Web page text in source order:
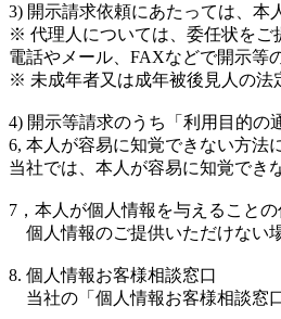
3) 開示請求依頼にあたっては、本
※ 代理人については、委任状をご
電話やメール、FAXなどで開示等
※ 未成年者又は成年被後見人の法
4) 開示等請求のうち「利用目的の
6, 本人が容易に知覚できない方法
当社では、本人が容易に知覚でき
7，本人が個人情報を与えること
個人情報のご提供いただけない
8. 個人情報お客様相談窓口
当社の「個人情報お客様相談窓